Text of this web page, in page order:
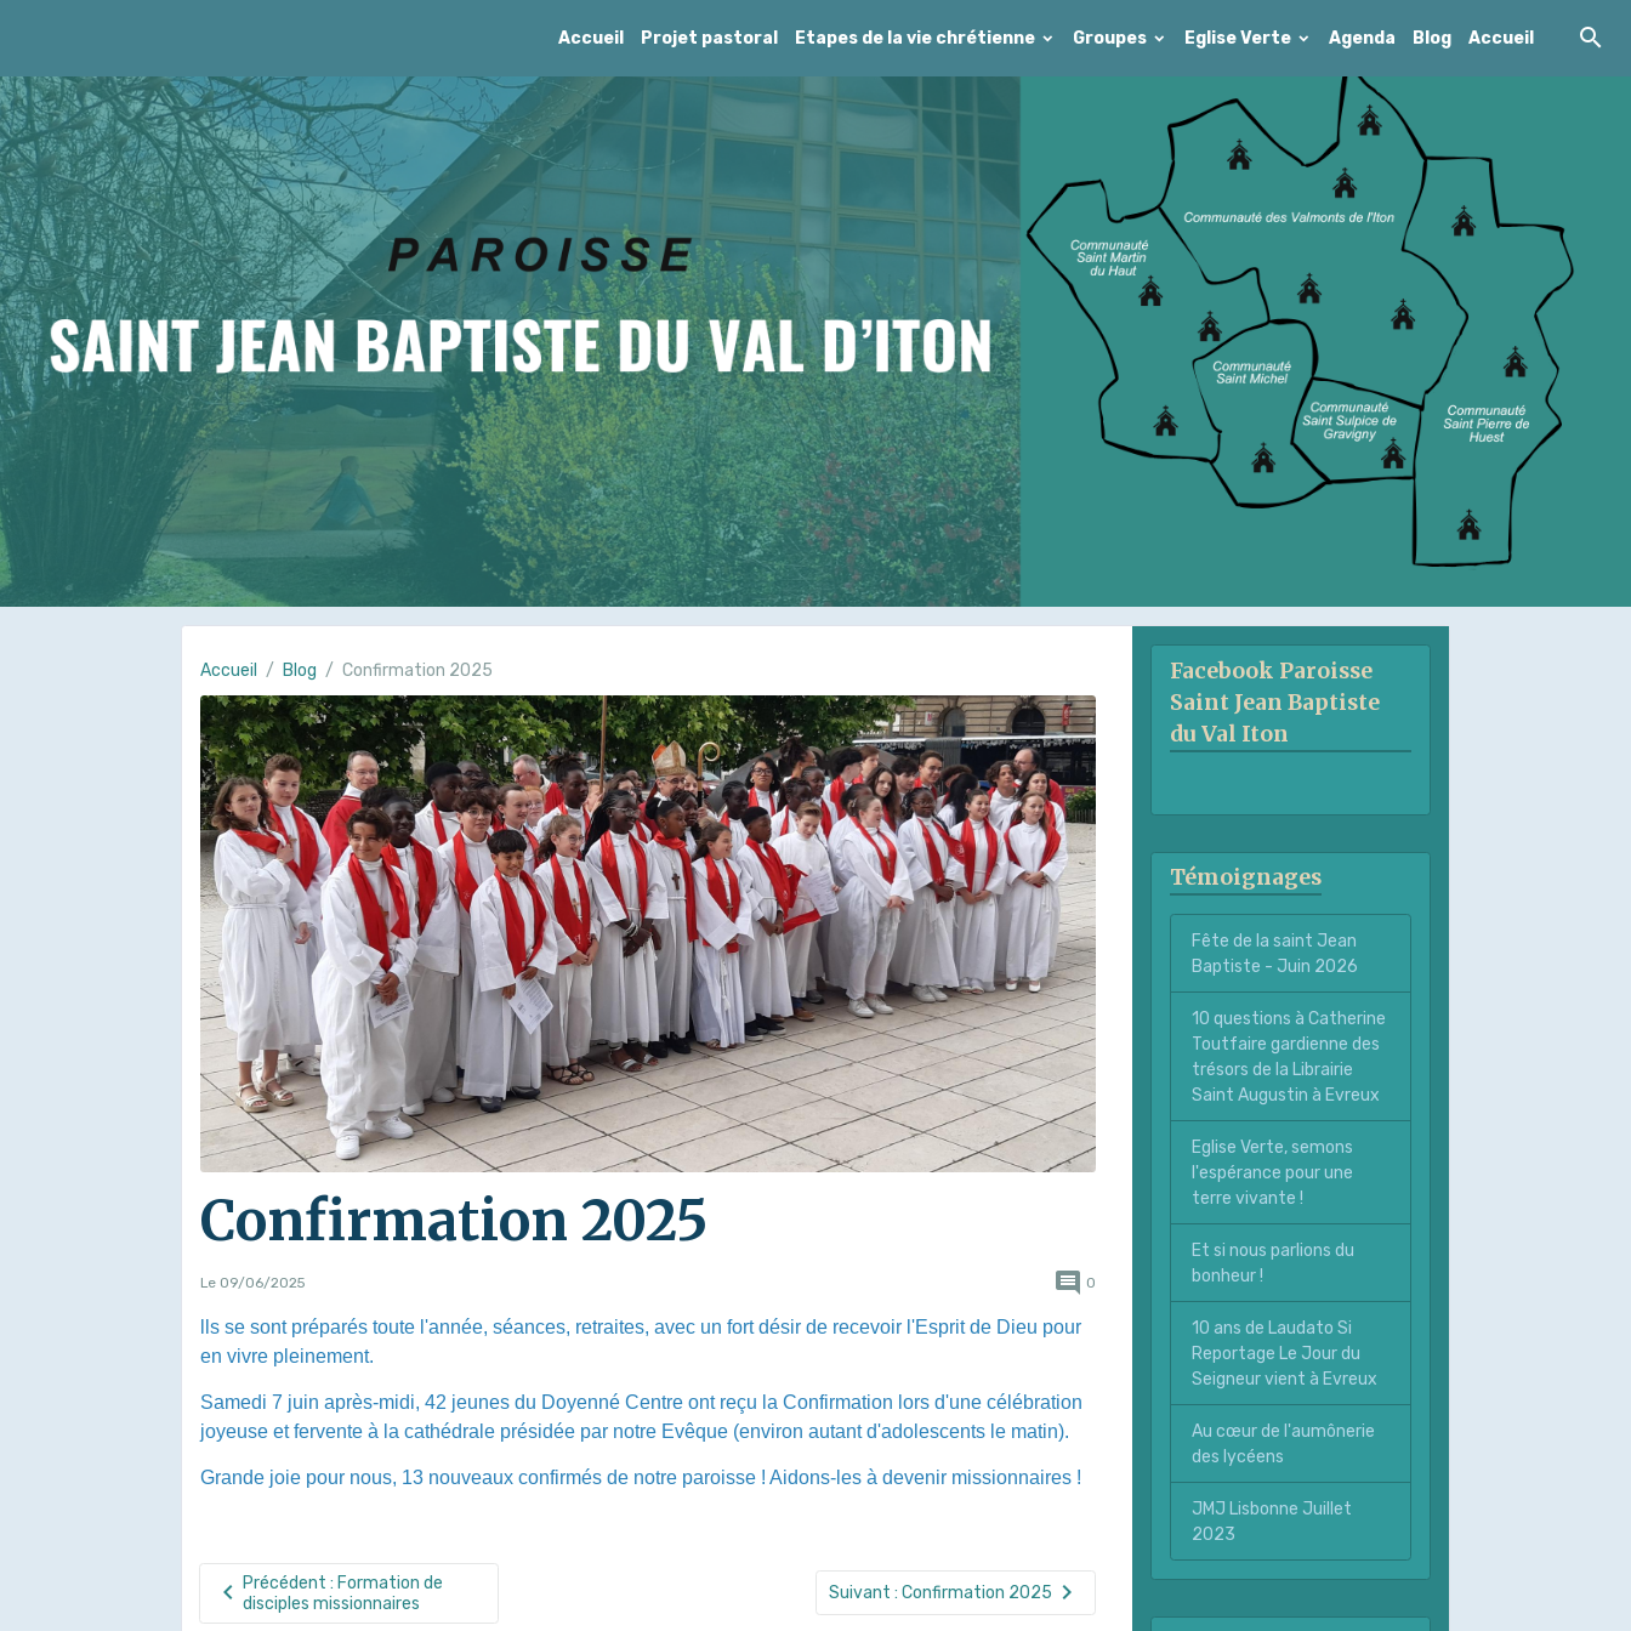
Accueil Projet pastoral Etapes de la vie chrétienne Groupes Eglise Verte Agenda Blog Accueil
Accueil Blog Confirmation 2025
Confirmation 2025
Le 09/06/2025 0
lls se sont préparés toute l'année, séances, retraites, avec un fort désir de recevoir l'Esprit de Dieu pour
en vivre pleinement.
Samedi 7 juin après-midi, 42 jeunes du Doyenné Centre ont reçu la Confirmation lors d'une célébration
joyeuse et fervente à la cathédrale présidée par notre Evêque (environ autant d'adolescents le matin).
Grande joie pour nous, 13 nouveaux confirmés de notre paroisse ! Aidons-les à devenir missionnaires !
Précédent : Formation de
disciples missionnaires
Suivant : Confirmation 2025
Facebook Paroisse
Saint Jean Baptiste
du Val Iton
Témoignages
Fête de la saint Jean
Baptiste - Juin 2026
10 questions à Catherine
Toutfaire gardienne des
trésors de la Librairie
Saint Augustin à Evreux
Eglise Verte, semons
l'espérance pour une
terre vivante !
Et si nous parlions du
bonheur !
10 ans de Laudato Si
Reportage Le Jour du
Seigneur vient à Evreux
Au cœur de l'aumônerie
des lycéens
JMJ Lisbonne Juillet
2023